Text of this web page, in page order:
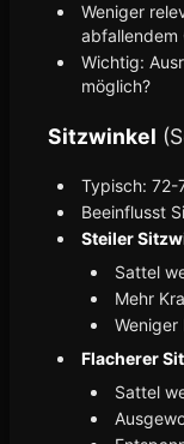
Weniger
abfallendem
Wichtig:
möglich?
Sitzwinkel
Typisch: 72-
Beeinflusst
Steiler
Sattel
Mehr
Flacherer
Sattel